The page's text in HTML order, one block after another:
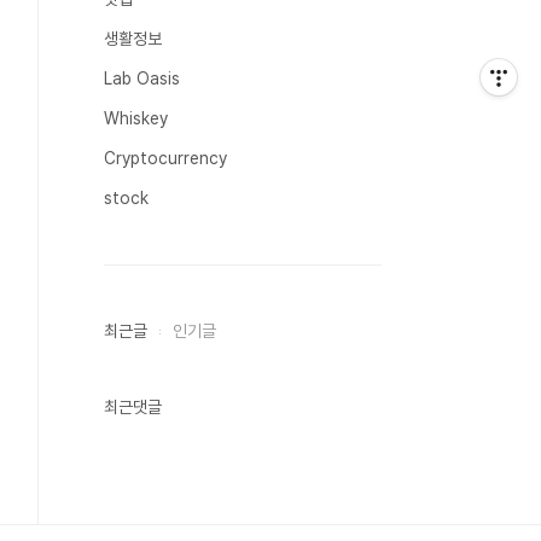
생활정보
Lab Oasis
Whiskey
Cryptocurrency
stock
최근글 인기글
최근댓글